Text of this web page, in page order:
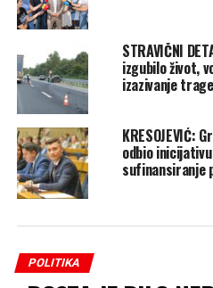
STRAVIČNI
izgubilo život,
izazivanje
KRESOJEVIĆ:
odbio
sufinansiranje
POLITIKA